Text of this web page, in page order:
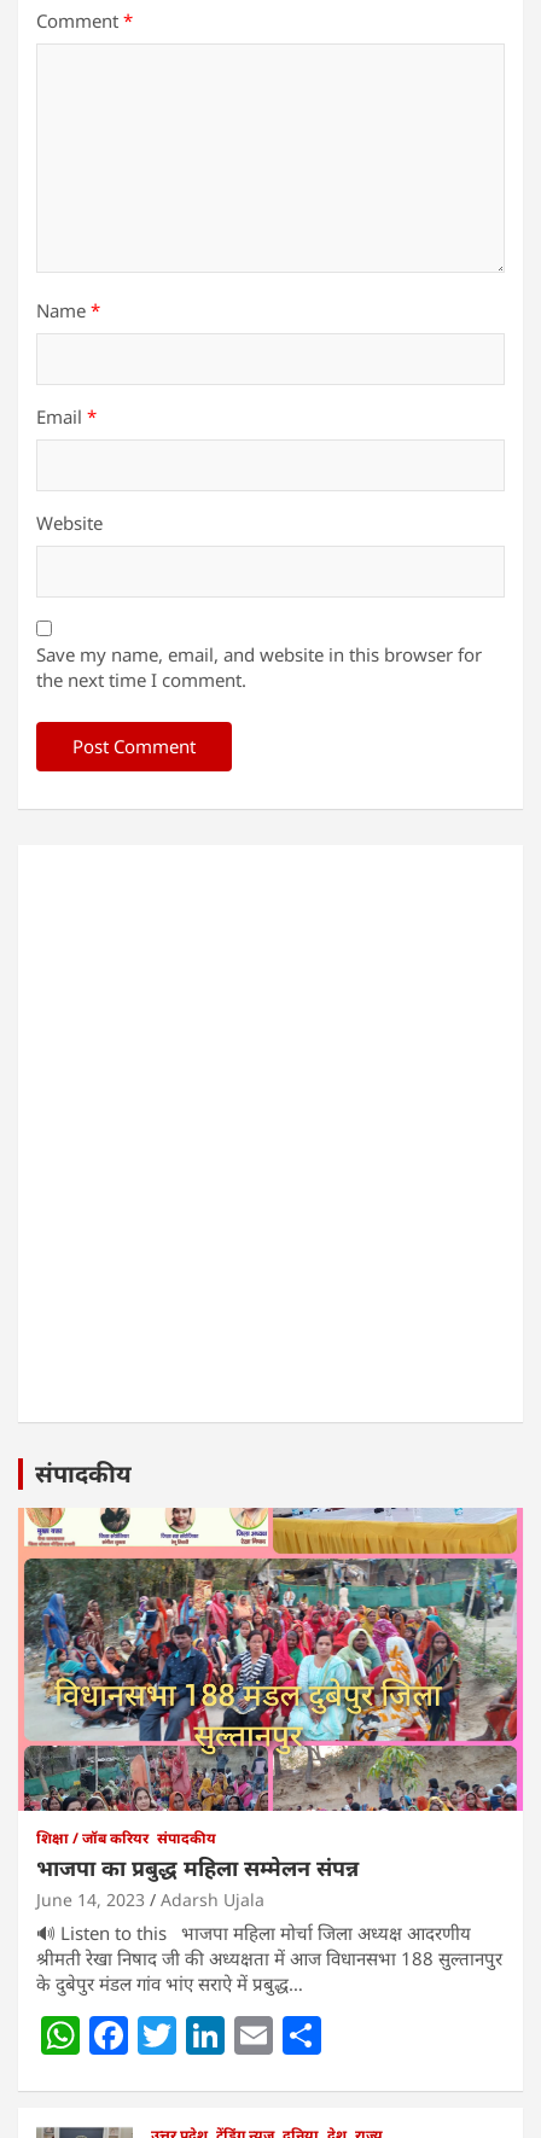
Comment *
Name *
Email *
Website
Save my name, email, and website in this browser for
the next time I comment.
संपादकीय
शिक्षा / जॉब करियर संपादकीय
भाजपा का प्रबुद्ध महिला सम्मेलन संपन्न
June 14, 2023 Adarsh Ujala
🔊 Listen to this भाजपा महिला मोर्चा जिला अध्यक्ष आदरणीय
श्रीमती रेखा निषाद जी की अध्यक्षता में आज विधानसभा 188 सुल्तानपुर
के दुबेपुर मंडल गांव भांए सराऐ में प्रबुद्ध…
W F T Li E